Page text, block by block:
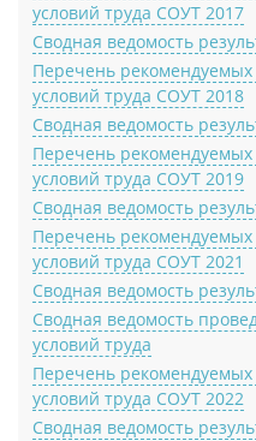
условий труда СОУТ 2017
Сводная ведомость
Перечень
условий труда СОУТ 2018
Сводная ведомость
Перечень
условий труда СОУТ 2019
Сводная ведомость
Перечень
условий труда СОУТ 2021
Сводная ведомость
Сводная ведомость
условий труда
Перечень
условий труда СОУТ 2022
Сводная ведомость